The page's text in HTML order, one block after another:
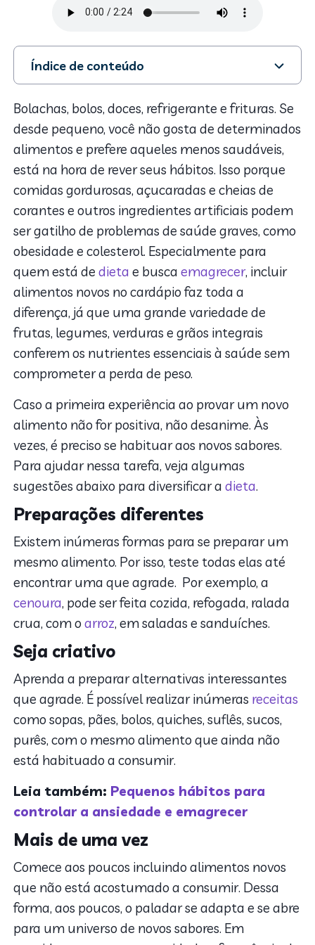
Índice de conteúdo
1. Preparações diferentes
2. Seja criativo
3. Mais de uma vez
4. Alimentos sazonais
5. Temperos
Bolachas, bolos, doces, refrigerante e frituras. Se
desde pequeno, você não gosta de determinados
alimentos e prefere aqueles menos saudáveis,
está na hora de rever seus hábitos. Isso porque
comidas gordurosas, açucaradas e cheias de
corantes e outros ingredientes artificiais podem
ser gatilho de problemas de saúde graves, como
obesidade e colesterol. Especialmente para
quem está de dietae buscaemagrecer, incluir
alimentos novos no cardápio faz toda a
diferença, já que uma grande variedade de
frutas, legumes, verduras e grãos integrais
conferem os nutrientes essenciais à saúde sem
comprometer a perda de peso.
Caso a primeira experiência ao provar um novo
alimento não for positiva, não desanime. Às
vezes, é preciso se habituar aos novos sabores.
Para ajudar nessa tarefa, veja algumas
sugestões abaixo para diversificar adieta.
Preparações diferentes
Existem inúmeras formas para se preparar um
mesmo alimento. Por isso, teste todas elas até
encontrar uma que agrade. Por exemplo, a
cenoura, pode ser feita cozida, refogada, ralada
crua, com oarroz, em saladas e sanduíches.
Seja criativo
Aprenda a preparar alternativas interessantes
que agrade. É possível realizar inúmeras receitas
como sopas, pães, bolos, quiches, suflês, sucos,
purês, com o mesmo alimento que ainda não
está habituado a consumir.
Leia também: Pequenos hábitos para
controlar a ansiedade e emagrecer
Mais de uma vez
Comece aos poucos incluindo alimentos novos
que não está acostumado a consumir. Dessa
forma, aos poucos, o paladar se adapta e se abre
para um universo de novos sabores. Em